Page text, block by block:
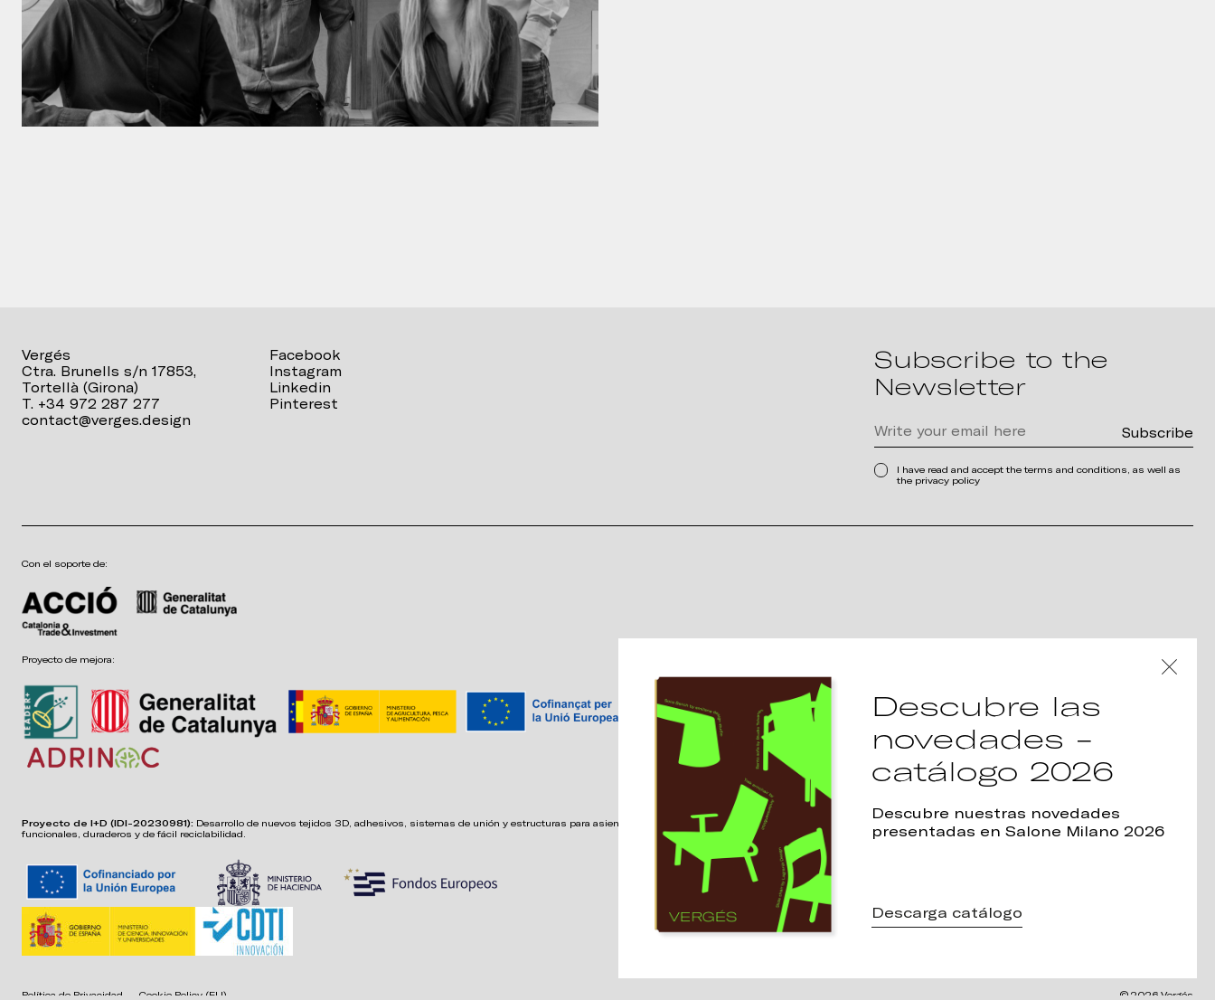
aceptar
política de
privacidad
Vergés
Ctra. Brunells s/n 17853,
Tortellà (Girona)
T. +34 972 287 277
contact@verges.design
Facebook
Instagram
Linkedin
Pinterest
Subscribe to the
Newsletter
I have read and accept the terms and conditions, as well as
the privacy policy
Con el soporte de:
Proyecto de mejora:
Proyecto de I+D (IDI-20230981): Desarrollo de nuevos tejidos 3D, adhesivos, sistemas de unión y estructuras para asientos confortables,
funcionales, duraderos y de fácil reciclabilidad.
Política de Privacidad Cookie Policy (EU) © 2026 Vergés
Descubre las
novedades -
catálogo 2026
Descubre nuestras novedades
presentadas en Salone Milano 2026
Descarga catálogo